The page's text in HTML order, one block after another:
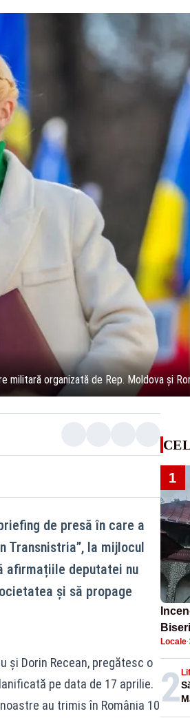
organizată de Rep. Moldova și
de presă în care a
Transnistria”, la mijlocul
afirmațiile deputatei nu
și să propage
Dorin Recean, pregătesc o
pe data de 17 aprilie.
au trimis în România 10
1
Locale·
2